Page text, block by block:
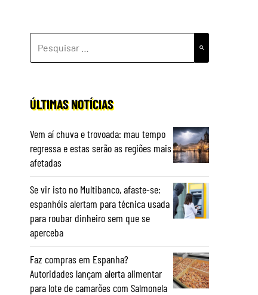
POR:
ÚLTIMAS NOTÍCIAS
Vem aí chuva e trovoada: mau tempo
regressa e estas serão as regiões mais
afetadas
Se vir isto no Multibanco, afaste-se:
espanhóis alertam para técnica usada
para roubar dinheiro sem que se
aperceba
Faz compras em Espanha?
Autoridades lançam alerta alimentar
para lote de camarões com Salmonela